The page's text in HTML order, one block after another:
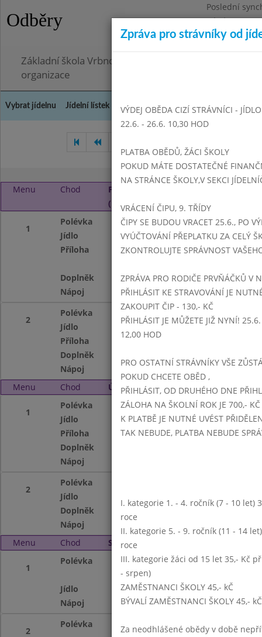
Odběry
Poslední
Pátek
Omezení
Základní škola Vrbno pod Pradědem, okres Bruntál,
organizace
Vybrat jídelnu Jídelní lístek Historie Kontakty a informace
Menu Chod
Pondělí 2. 5. 2016
(11:15 - 14:00)
1
Polévka
z fazolových lusků
Jídlo
kuřecí maso po
Příloha
dušená rýže
Doplněk
školní salát
Nápoj
voda se sirupem,
2
Polévka
z fazolových lusků
Jídlo
přírodní kuřecí
Příloha
Doplněk
Nápoj
voda se sirupem,
Menu
Chod Úterý 3. 5. 2016 (11:15 - 14:00)
1
Polévka
pórková se
Jídlo
hovězí guláš
Příloha
houskový knedlík
Doplněk
Nápoj
2
Polévka
Jídlo
Doplněk
Nápoj
Menu
Chod Středa 4. 5. 2016 (11:15 - 14:00)
1
Polévka bramborová
Jídlo
makové/
Nápoj
voda se sirupem,
2
Polévka bramborová
Zpráva pro strávníky od
VÝDEJ OBĚDA CIZÍ STRÁVNÍCI -
22.6. - 26.6. 10,30 HOD
PLATBA OBĚDŮ, ŽÁCI ŠKOLY
POKUD MÁTE DOSTATEČNÉ
NA STRÁNCE ŠKOLY,V SEKCI
VRÁCENÍ ČIPU, 9. TŘÍDY
ČIPY SE BUDOU VRACET 25.6., PO
VYÚČTOVÁNÍ PŘEPLATKU ZA CELÝ
ZKONTROLUJTE SPRÁVNOST
ZPRÁVA PRO RODIČE PRVŇÁČKŮ V
PŘIHLÁSIT KE STRAVOVÁNÍ JE
ZAKOUPIT ČIP - 130,- KČ
PŘIHLÁSIT JE MŮŽETE JIŽ NYNÍ!
12,00 HOD
PRO OSTATNÍ STRÁVNÍKY VŠE
POKUD CHCETE OBĚD ,
PŘIHLÁSIT, OD DRUHÉHO DNE
ZÁLOHA NA ŠKOLNÍ ROK JE 700,- KČ
K PLATBĚ JE NUTNÉ UVÉST
TAK NEBUDE, PLATBA NEBUDE
I. kategorie 1. - 4. ročník (7 - 10
roce
II. kategorie 5. - 9. ročník (11 - 14
roce
III. kategorie žáci od 15 let 35,- Kč
- srpen)
ZAMĚSTNANCI ŠKOLY 45,- kČ
BÝVALÍ ZAMĚSTNANCI ŠKOLY 45,- kČ
Za neodhlášené obědy v době